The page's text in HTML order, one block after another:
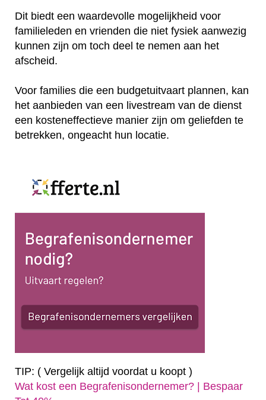
Dit biedt een waardevolle mogelijkheid voor
familieleden en vrienden die niet fysiek aanwezig
kunnen zijn om toch deel te nemen aan het
afscheid.
Voor families die een budgetuitvaart plannen, kan
het aanbieden van een livestream van de dienst
een kosteneffectieve manier zijn om geliefden te
betrekken, ongeacht hun locatie.
TIP: ( Vergelijk altijd voordat u koopt )
Wat kost een Begrafenisondernemer? | Bespaar